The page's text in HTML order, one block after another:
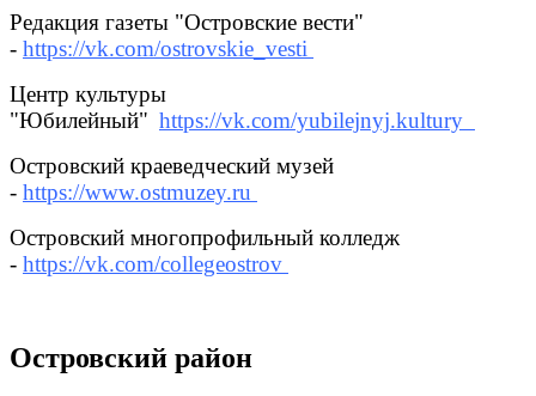
Редакция газеты "Островские вести"
- https://vk.com/ostrovskie_vesti
Центр культуры
"Юбилейный" https://vk.com/yubilejnyj.kultury
Островский краеведческий музей
- https://www.ostmuzey.ru
Островский многопрофильный колледж
- https://vk.com/collegeostrov
Островский район